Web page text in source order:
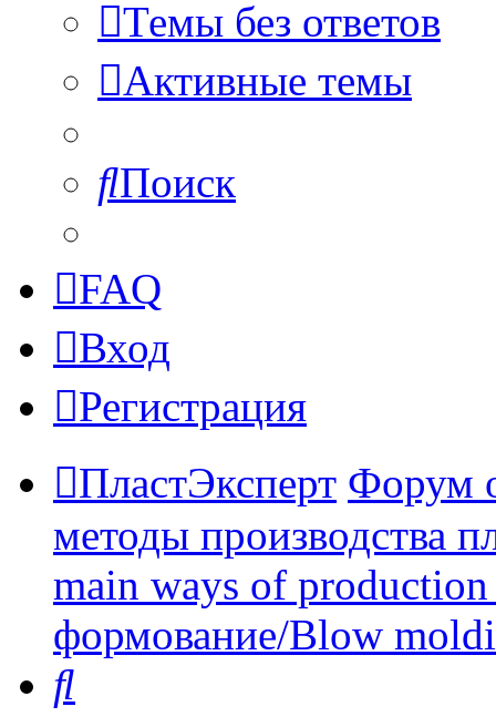
Темы без ответов
Активные темы
Поиск
FAQ
Вход
Регистрация
ПластЭксперт Форум
методы производства
main ways of
формование/Blow